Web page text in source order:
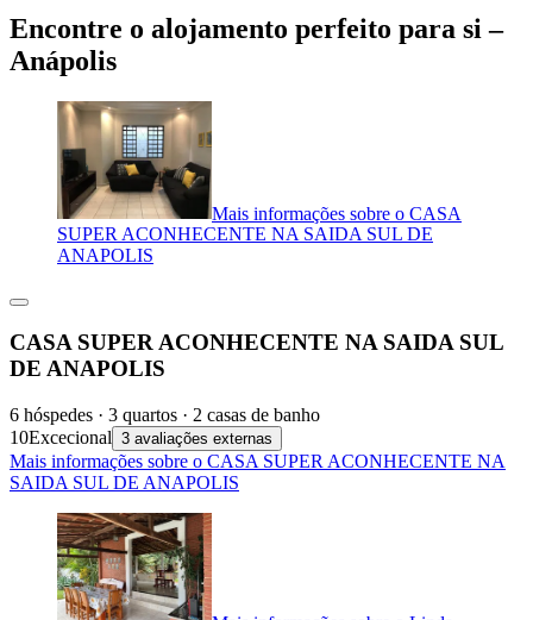
Encontre o alojamento perfeito para si –
Anápolis
Mais informações sobre o CASA
SUPER ACONHECENTE NA SAIDA SUL DE
ANAPOLIS
CASA SUPER ACONHECENTE NA SAIDA SUL
DE ANAPOLIS
6 hóspedes · 3 quartos · 2 casas de banho
10Excecional 3 avaliações externas
Mais informações sobre o CASA SUPER ACONHECENTE NA
SAIDA SUL DE ANAPOLIS